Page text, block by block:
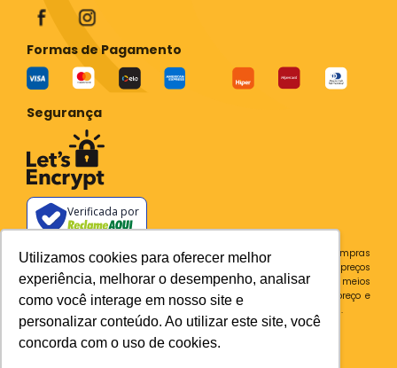
Utilizamos cookies para oferecer melhor
experiência, melhorar o desempenho, analisar
como você interage em nosso site e
personalizar conteúdo. Ao utilizar este site, você
concorda com o uso de cookies.
Formas de Pagamento
Segurança
Verificada por
Todos os preços e condições deste site são válidos apenas para compras
no site e não se aplicam a Loja Física. Destacamos que os preços
previstos no site prevalecem aos demais anunciados em outros meios
de comunicação e sites de buscas. Em caso de divergência do preço e
condições no site, o valor válido é sempre o do carrinho de compras.
Plataforma